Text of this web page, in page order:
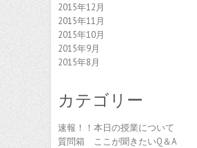
2015年12月
2015年11月
2015年10月
2015年9月
2015年8月
カテゴリー
速報！！本日の授業について
質問箱 ここが聞きたいQ＆A